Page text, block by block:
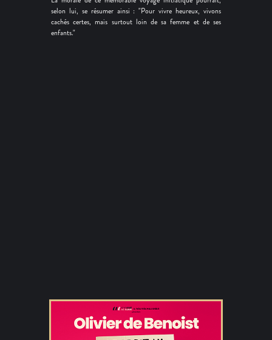
selon lui, se résumer ainsi : "Pour vivre heureux, vivons
cachés certes, mais surtout loin de sa femme et de ses
enfants."